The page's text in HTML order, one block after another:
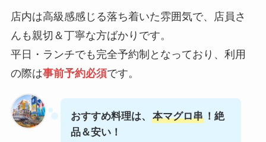
店内は高級感感じる落ち着いた雰囲気で、店員さ
んも親切＆丁寧な方ばかりです。
平日・ランチでも完全予約制となっており、利用
の際は事前予約必須です。
おすすめ料理は、 本マグロ串！絶
品＆安い！